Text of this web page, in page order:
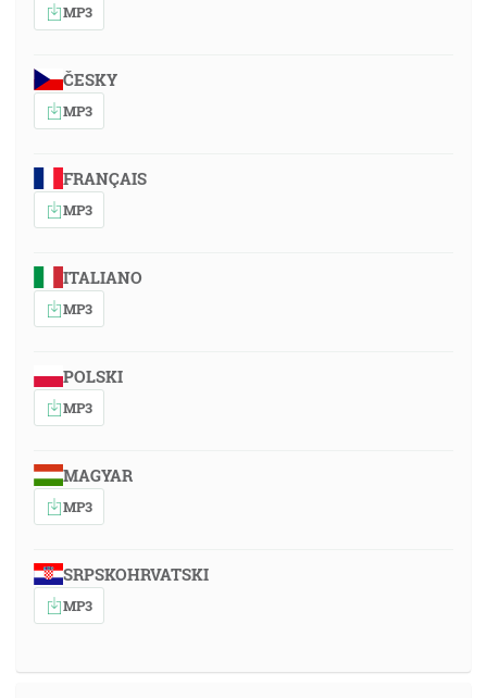
MP3
ČESKY
MP3
FRANÇAIS
MP3
ITALIANO
MP3
POLSKI
MP3
MAGYAR
MP3
SRPSKOHRVATSKI
MP3